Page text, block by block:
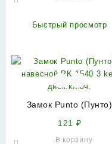
Быстрый просмотр
Замок Punto (Пунто)
121 ₽
В корзину